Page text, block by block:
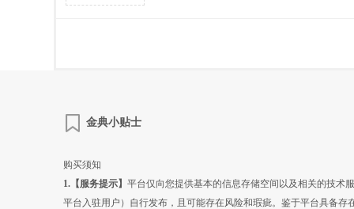
金典小贴士
购买须知
1.【服务提示】 平台仅向您提供基本的信息存储空间以及相关的技术
平台入驻用户）自行发布，且可能存在风险和瑕疵。鉴于平台具备